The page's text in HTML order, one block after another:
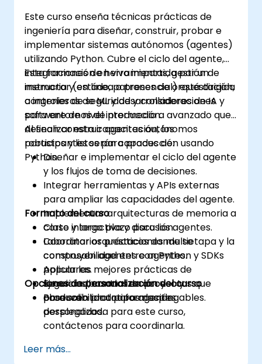
basadas en datos.
Distribuir las pruebas con Selenium Grid.
Este curso enseña técnicas prácticas de
ingeniería para diseñar, construir, probar e
implementar sistemas autónomos (agentes)
utilizando Python. Cubre el ciclo del agente,
integraciones de herramientas, gestión de
memoria y estado, patrones de orquestación,
controles de seguridad y consideraciones
para entornos de producción.
Esta formación en vivo impartida por un
instructor (en línea o presencial) está dirigida
a ingenieros de ML y desarrolladores de IA y
software de nivel intermedio a avanzado que
desean construir agentes autónomos
robustos y listos para producción usando
Python.
Al finalizar esta capacitación, los
participantes serán capaces de:
Diseñar e implementar el ciclo del agente
y los flujos de toma de decisiones.
Integrar herramientas y APIs externas
para ampliar las capacidades del agente.
Implementar arquitecturas de memoria a
corto y largo plazo para los agentes.
Coordinar orquestaciones multietapa y la
composabilidad entre agentes.
Aplicar las mejores prácticas de
seguridad, control de acceso y
observabilidad para agentes
desplegados.
Formato del curso
Clase interactiva y discusión.
Laboratorios prácticos donde se
construyen agentes con Python y SDKs
populares.
Ejercicios basados en proyectos que
producen prototipos desplegables.
Opciones de personalización del curso
Para solicitar una formación
personalizada para este curso,
contáctenos para coordinarla.
Leer más...